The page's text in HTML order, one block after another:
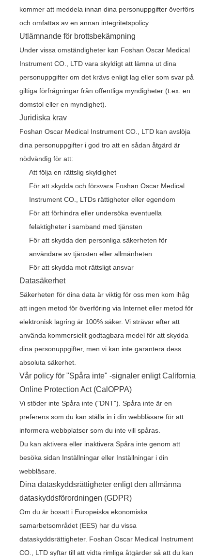
kommer att meddela innan dina personuppgifter överförs
och omfattas av en annan integritetspolicy.
Utlämnande för brottsbekämpning
Under vissa omständigheter kan Foshan Oscar Medical
Instrument CO., LTD vara skyldigt att lämna ut dina
personuppgifter om det krävs enligt lag eller som svar på
giltiga förfrågningar från offentliga myndigheter (t.ex. en
domstol eller en myndighet).
Juridiska krav
Foshan Oscar Medical Instrument CO., LTD kan avslöja
dina personuppgifter i god tro att en sådan åtgärd är
nödvändig för att:
Att följa en rättslig skyldighet
För att skydda och försvara Foshan Oscar Medical
Instrument CO., LTDs rättigheter eller egendom
För att förhindra eller undersöka eventuella
felaktigheter i samband med tjänsten
För att skydda den personliga säkerheten för
användare av tjänsten eller allmänheten
För att skydda mot rättsligt ansvar
Datasäkerhet
Säkerheten för dina data är viktig för oss men kom ihåg
att ingen metod för överföring via Internet eller metod för
elektronisk lagring är 100% säker. Vi strävar efter att
använda kommersiellt godtagbara medel för att skydda
dina personuppgifter, men vi kan inte garantera dess
absoluta säkerhet.
Vår policy för "Spåra inte" -signaler enligt California
Online Protection Act (CalOPPA)
Vi stöder inte Spåra inte ("DNT"). Spåra inte är en
preferens som du kan ställa in i din webbläsare för att
informera webbplatser som du inte vill spåras.
Du kan aktivera eller inaktivera Spåra inte genom att
besöka sidan Inställningar eller Inställningar i din
webbläsare.
Dina dataskyddsrättigheter enligt den allmänna
dataskyddsförordningen (GDPR)
Om du är bosatt i Europeiska ekonomiska
samarbetsområdet (EES) har du vissa
dataskyddsrättigheter. Foshan Oscar Medical Instrument
CO., LTD syftar till att vidta rimliga åtgärder så att du kan